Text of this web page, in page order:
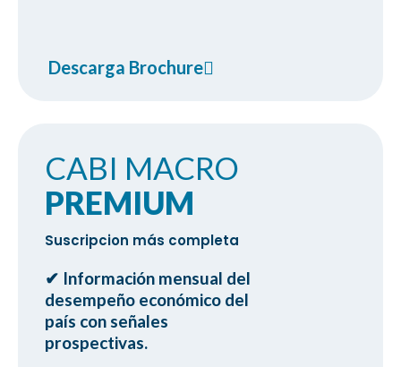
Descarga Brochure
CABI MACRO
PREMIUM
Suscripcion más completa
✔ Información mensual del
ㅤdesempeño económico del
ㅤpaís con señales
ㅤprospectivas.